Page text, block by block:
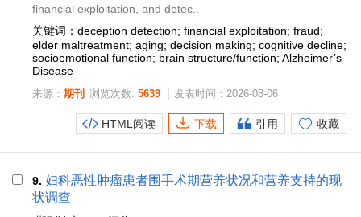
financial exploitation, and detec..
关键词：deception detection; financial exploitation; fraud;
elder maltreatment; aging; decision making; cognitive decline;
socioemotional function; brain structure/function; Alzheimer’s
Disease
来源： 期刊 浏览次数: 5639 发表时间：2026-08-06
HTML阅读 下载 引用 收藏
9. 妇科恶性肿瘤患者围手术期营养状况和营养支持的现
状调查